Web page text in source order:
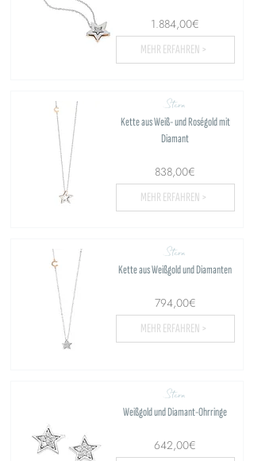
1.884,00€
MEHR ERFAHREN >
Stern
Kette aus Weiß- und Roségold mit
Diamant
838,00€
MEHR ERFAHREN >
Stern
Kette aus Weißgold und Diamanten
794,00€
MEHR ERFAHREN >
Stern
Weißgold und Diamant-Ohrringe
642,00€